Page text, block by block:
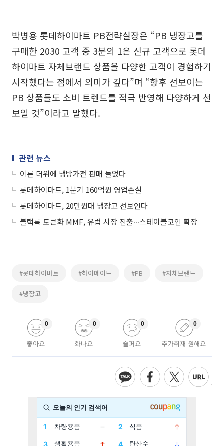
박병용 롯데하이마트 PB전략실장은 “PB 냉장고를
구매한 2030 고객 중 3분의 1은 신규 고객으로 롯데
하이마트 자체브랜드 상품을 다양한 고객이 경험하기
시작했다는 점에서 의미가 깊다”며 “향후 선보이는
PB 상품들도 소비 트렌드를 적극 반영해 다양하게 선
보일 것”이라고 말했다.
관련 뉴스
이른 더위에 냉방가전 판매 늘었다
롯데하이마트, 1분기 160억원 영업손실
롯데하이마트, 20만원대 냉장고 선보인다
블랙록 토큰화 MMF, 유럽 시장 진출∙∙∙스테이블코인 확장
#롯데하이마트 #하이메이드 #PB #자체브랜드
#냉장고
좋아요
0
화나요
0
슬퍼요
0
추가취재 원해요
0